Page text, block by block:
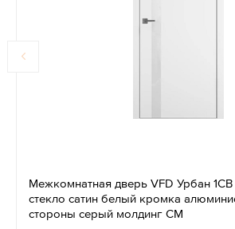
Межкомнатная дверь VFD Урбан
стекло сатин белый кромка
стороны серый молдинг СМ